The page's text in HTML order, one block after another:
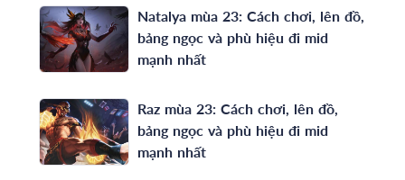
Natalya mùa 23: Cách chơi, lên đồ,
bảng ngọc và phù hiệu đi mid
mạnh nhất
Raz mùa 23: Cách chơi, lên đồ,
bảng ngọc và phù hiệu đi mid
mạnh nhất